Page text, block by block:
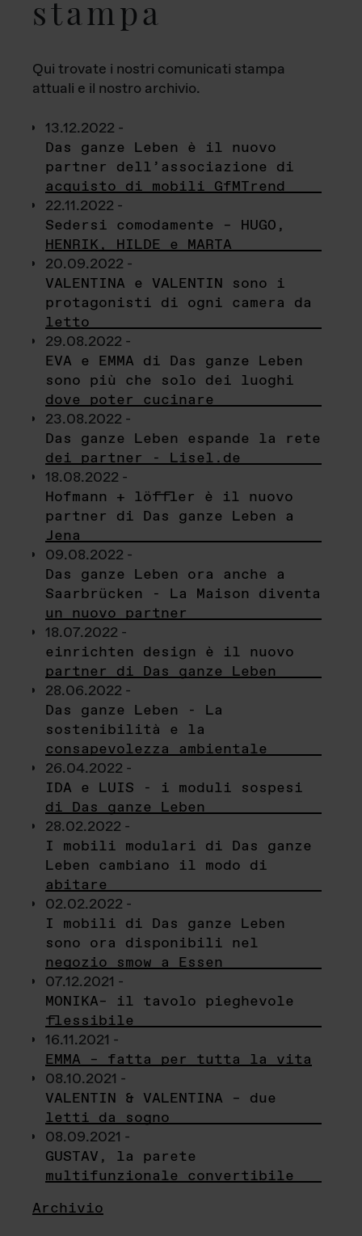
stampa
Qui trovate i nostri comunicati stampa
attuali e il nostro archivio.
13.12.2022 -
Das ganze Leben è il nuovo
partner dell’associazione di
acquisto di mobili GfMTrend
22.11.2022 -
Sedersi comodamente – HUGO,
HENRIK, HILDE e MARTA
20.09.2022 -
VALENTINA e VALENTIN sono i
protagonisti di ogni camera da
letto
29.08.2022 -
EVA e EMMA di Das ganze Leben
sono più che solo dei luoghi
dove poter cucinare
23.08.2022 -
Das ganze Leben espande la rete
dei partner - Lisel.de
18.08.2022 -
Hofmann + löffler è il nuovo
partner di Das ganze Leben a
Jena
09.08.2022 -
Das ganze Leben ora anche a
Saarbrücken - La Maison diventa
un nuovo partner
18.07.2022 -
einrichten design è il nuovo
partner di Das ganze Leben
28.06.2022 -
Das ganze Leben - La
sostenibilità e la
consapevolezza ambientale
26.04.2022 -
IDA e LUIS - i moduli sospesi
di Das ganze Leben
28.02.2022 -
I mobili modulari di Das ganze
Leben cambiano il modo di
abitare
02.02.2022 -
I mobili di Das ganze Leben
sono ora disponibili nel
negozio smow a Essen
07.12.2021 -
MONIKA– il tavolo pieghevole
flessibile
16.11.2021 -
EMMA – fatta per tutta la vita
08.10.2021 -
VALENTIN & VALENTINA – due
letti da sogno
08.09.2021 -
GUSTAV, la parete
multifunzionale convertibile
Archivio